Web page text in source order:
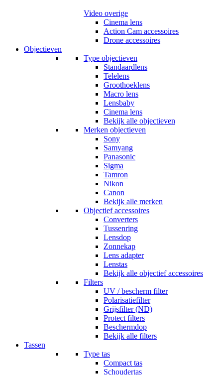
Video overige
Cinema lens
Action Cam accessoires
Drone accessoires
Objectieven
Type objectieven
Standaardlens
Telelens
Groothoeklens
Macro lens
Lensbaby
Cinema lens
Bekijk alle objectieven
Merken objectieven
Sony
Samyang
Panasonic
Sigma
Tamron
Nikon
Canon
Bekijk alle merken
Objectief accessoires
Converters
Tussenring
Lensdop
Zonnekap
Lens adapter
Lenstas
Bekijk alle objectief accessoires
Filters
UV / bescherm filter
Polarisatiefilter
Grijsfilter (ND)
Protect filters
Beschermdop
Bekijk alle filters
Tassen
Type tas
Compact tas
Schoudertas